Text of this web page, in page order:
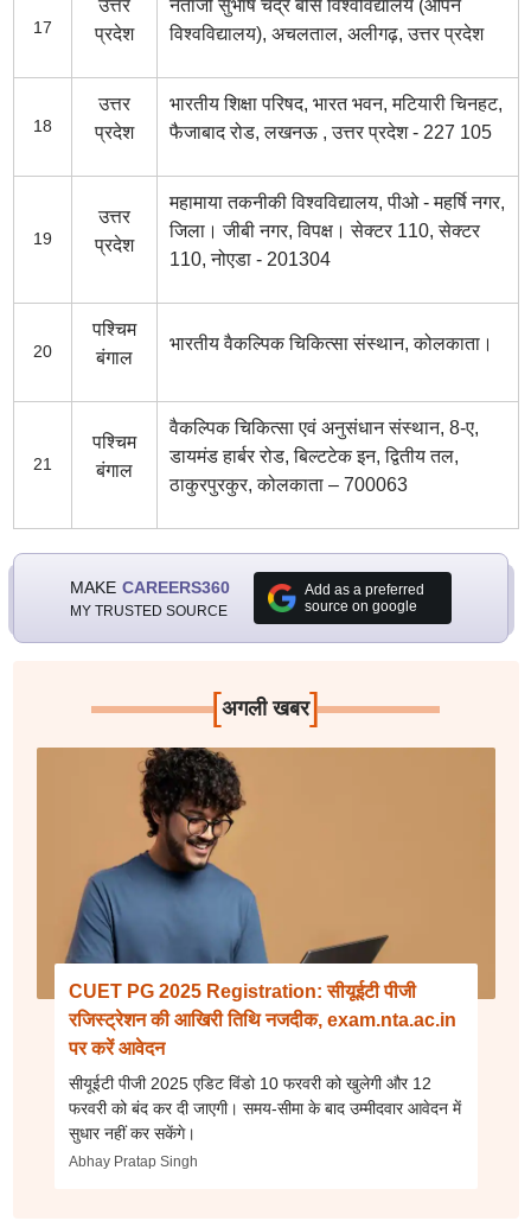
17
उत्तर
प्रदेश
नेताजी सुभाष चंद्र बोस विश्वविद्यालय (ओपन
विश्वविद्यालय), अचलताल, अलीगढ़, उत्तर प्रदेश
18
उत्तर
प्रदेश
भारतीय शिक्षा परिषद, भारत भवन, मटियारी चिनहट,
फैजाबाद रोड, लखनऊ , उत्तर प्रदेश - 227 105
19
उत्तर
प्रदेश
महामाया तकनीकी विश्वविद्यालय, पीओ - महर्षि नगर,
जिला। जीबी नगर, विपक्ष। सेक्टर 110, सेक्टर
110, नोएडा - 201304
20
पश्चिम
बंगाल
भारतीय वैकल्पिक चिकित्सा संस्थान, कोलकाता।
21
पश्चिम
बंगाल
वैकल्पिक चिकित्सा एवं अनुसंधान संस्थान, 8-ए,
डायमंड हार्बर रोड, बिल्टटेक इन, द्वितीय तल,
ठाकुरपुरकुर, कोलकाता – 700063
MAKE CAREERS360
MY TRUSTED SOURCE
Add as a preferred
source on google
[अगली खबर]
CUET PG 2025 Registration: सीयूईटी पीजी
रजिस्ट्रेशन की आखिरी तिथि नजदीक, exam.nta.ac.in
पर करें आवेदन
सीयूईटी पीजी 2025 एडिट विंडो 10 फरवरी को खुलेगी और 12
फरवरी को बंद कर दी जाएगी। समय-सीमा के बाद उम्मीदवार आवेदन में
सुधार नहीं कर सकेंगे।
Abhay Pratap Singh